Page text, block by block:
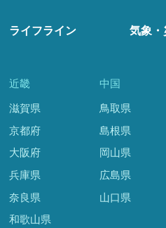
ライフライン 気象・
近畿
滋賀県
京都府
大阪府
兵庫県
奈良県
和歌山県
中国
鳥取県
島根県
岡山県
広島県
山口県